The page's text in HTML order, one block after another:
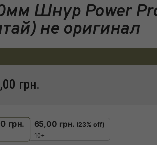
Шнур Power
не оригинал
грн.
грн. 65,00 грн. (23% off)
10+